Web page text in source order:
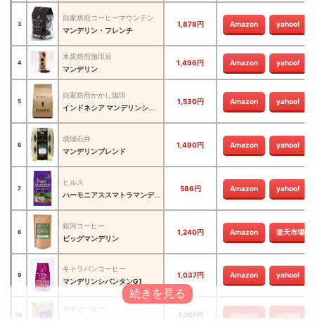
3
自家焙煎コーヒーマウンテン
マンデリン・フレンチ
1,878円 Amazon yahoo!
4
木炭焙煎珈琲豆
マンデリン
1,496円 Amazon yahoo!
5
自家焙煎かかし珈琲
インドネシア マンデリンシナール
1,530円 Amazon yahoo!
6
成城石井
マンデリンブレンド
1,490円 Amazon yahoo!
7
ヒルス
ハーモニアススマトラマンデリンブレンド
586円 Amazon yahoo!
8
銀河コーヒー
ビッグマンデリン
1,240円 Amazon 楽天市場
9
キャラバンコーヒー
マンデリンシバンタンG1
1,037円 Amazon yahoo!
10 1,201円 Amazon yahoo!